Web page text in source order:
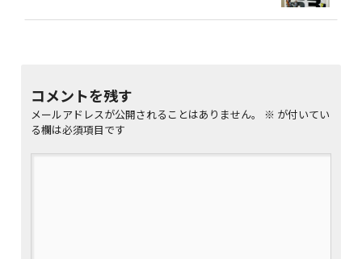
コメントを残す
メールアドレスが公開されることはありません。 ※ が付いてい
る欄は必須項目です